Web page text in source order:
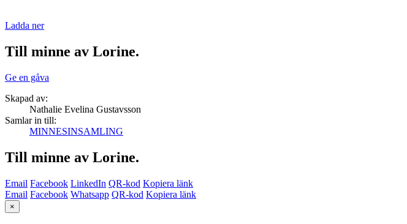
Ladda ner
Till minne av Lorine.
Ge en gåva
Skapad av:
Nathalie Evelina Gustavsson
Samlar in till:
MINNESINSAMLING
Till minne av Lorine.
Email Facebook LinkedIn QR-kod Kopiera länk
Email Facebook Whatsapp QR-kod Kopiera länk
×